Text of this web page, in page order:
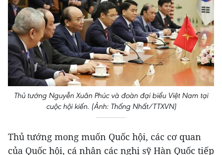
Thủ tướng Nguyễn Xuân Phúc và đoàn đại biểu Việt Nam tại
cuộc hội kiến. (Ảnh: Thống Nhất/TTXVN)
Thủ tướng mong muốn Quốc hội, các cơ quan
của Quốc hội, cá nhân các nghị sỹ Hàn Quốc tiếp